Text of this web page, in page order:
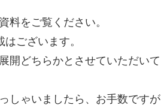
をご覧ください。
ございます。
どちらかとさせていただいて
ゃいましたら、お手数ですが